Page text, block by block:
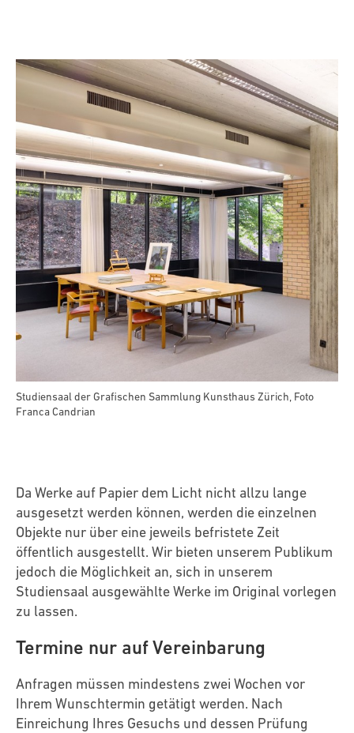
Studiensaal der Grafischen Sammlung Kunsthaus Zürich, Foto
Franca Candrian
Da Werke auf Papier dem Licht nicht allzu lange
ausgesetzt werden können, werden die einzelnen
Objekte nur über eine jeweils befristete Zeit
öffentlich ausgestellt. Wir bieten unserem Publikum
jedoch die Möglichkeit an, sich in unserem
Studiensaal ausgewählte Werke im Original vorlegen
zu lassen.
Termine nur auf Vereinbarung
Anfragen müssen mindestens zwei Wochen vor
Ihrem Wunschtermin getätigt werden. Nach
Einreichung Ihres Gesuchs und dessen Prüfung